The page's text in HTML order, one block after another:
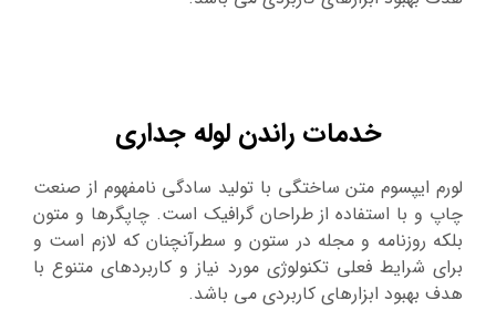
خدمات راندن لوله جداری
لورم ایپسوم متن ساختگی با تولید سادگی نامفهوم از صنعت
چاپ و با استفاده از طراحان گرافیک است. چاپگرها و متون
بلکه روزنامه و مجله در ستون و سطرآنچنان که لازم است و
برای شرایط فعلی تکنولوژی مورد نیاز و کاربردهای متنوع با
هدف بهبود ابزارهای کاربردی می باشد.